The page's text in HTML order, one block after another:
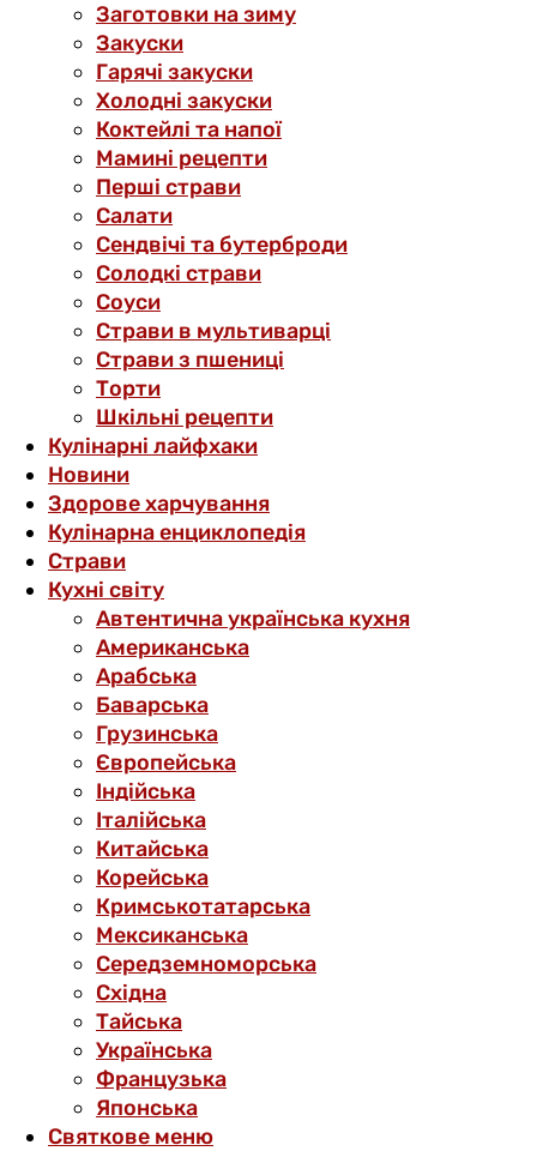
Заготовки на зиму
Закуски
Гарячі закуски
Холодні закуски
Коктейлі та напої
Мамині рецепти
Перші страви
Салати
Сендвічі та бутерброди
Солодкі страви
Соуси
Страви в мультиварці
Страви з пшениці
Торти
Шкільні рецепти
Кулінарні лайфхаки
Новини
Здорове харчування
Кулінарна енциклопедія
Страви
Кухні світу
Автентична українська кухня
Американська
Арабська
Баварська
Грузинська
Європейська
Індійська
Італійська
Китайська
Корейська
Кримськотатарська
Мексиканська
Середземноморська
Східна
Тайська
Українська
Французька
Японська
Святкове меню